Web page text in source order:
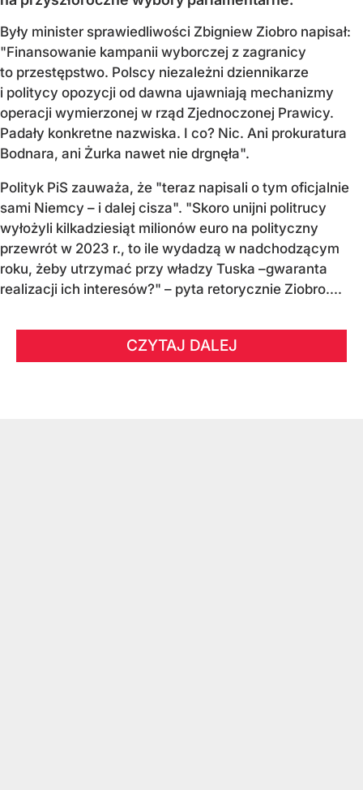
Były minister sprawiedliwości Zbigniew Ziobro napisał:
"Finansowanie kampanii wyborczej z zagranicy
to przestępstwo. Polscy niezależni dziennikarze
i politycy opozycji od dawna ujawniają mechanizmy
operacji wymierzonej w rząd Zjednoczonej Prawicy.
Padały konkretne nazwiska. I co? Nic. Ani prokuratura
Bodnara, ani Żurka nawet nie drgnęła".
Polityk PiS zauważa, że "teraz napisali o tym oficjalnie
sami Niemcy – i dalej cisza". "Skoro unijni politrucy
wyłożyli kilkadziesiąt milionów euro na polityczny
przewrót w 2023 r., to ile wydadzą w nadchodzącym
roku, żeby utrzymać przy władzy Tuska –gwaranta
realizacji ich interesów?" – pyta retorycznie Ziobro....
CZYTAJ DALEJ